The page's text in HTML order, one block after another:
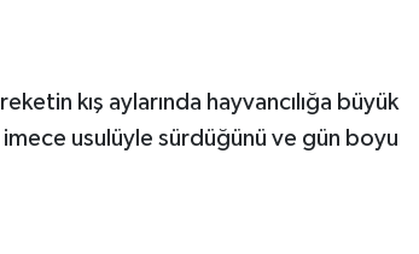
kış aylarında hayvancılığa büyük
imece usulüyle sürdüğünü ve gün boyu